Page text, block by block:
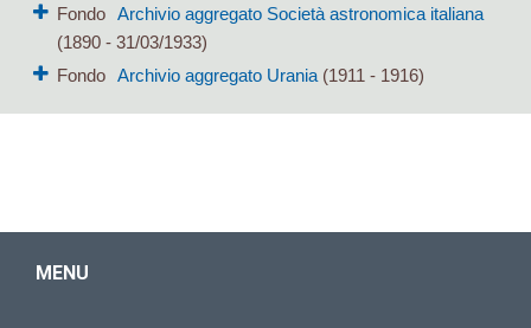
Fondo
Archivio aggregato Società astronomica italiana
(1890 - 31/03/1933)
Fondo
Archivio aggregato Urania(1911 - 1916)
MENU